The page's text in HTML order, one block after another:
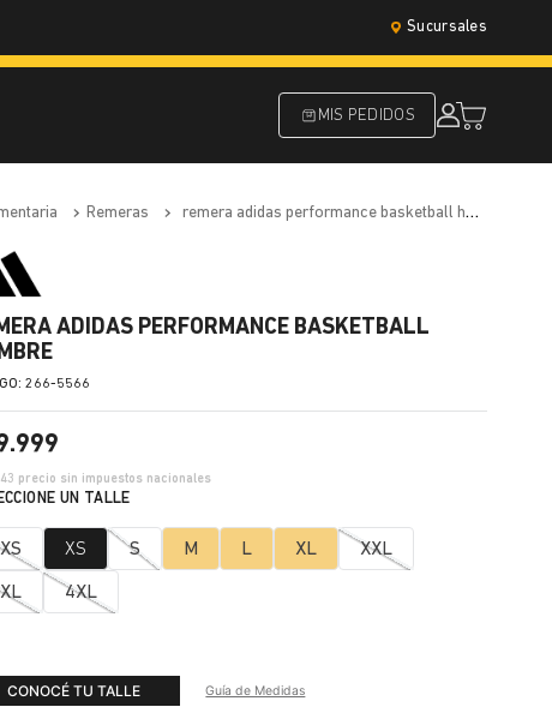
Sucursales
MIS PEDIDOS
remeras remera adidas performance basketball hombre
ADIDAS PERFORMANCE BASKETBALL
:266-5566
.999
precio sin impuestos nacionales
XS S M L XL XXL
4XL
CONOCÉ TU TALLE Guía de Medidas